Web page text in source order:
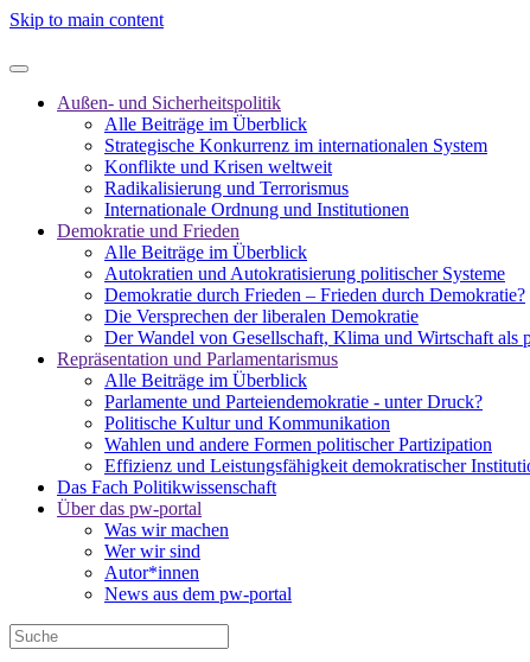
Skip to main content
Außen- und Sicherheitspolitik
Alle Beiträge im Überblick
Strategische Konkurrenz im internationalen System
Konflikte und Krisen weltweit
Radikalisierung und Terrorismus
Internationale Ordnung und Institutionen
Demokratie und Frieden
Alle Beiträge im Überblick
Autokratien und Autokratisierung politischer Systeme
Demokratie durch Frieden – Frieden durch Demokratie?
Die Versprechen der liberalen Demokratie
Der Wandel von Gesellschaft, Klima und Wirtschaft als
Repräsentation und Parlamentarismus
Alle Beiträge im Überblick
Parlamente und Parteiendemokratie - unter Druck?
Politische Kultur und Kommunikation
Wahlen und andere Formen politischer Partizipation
Effizienz und Leistungsfähigkeit demokratischer
Das Fach Politikwissenschaft
Über das pw-portal
Was wir machen
Wer wir sind
Autor*innen
News aus dem pw-portal